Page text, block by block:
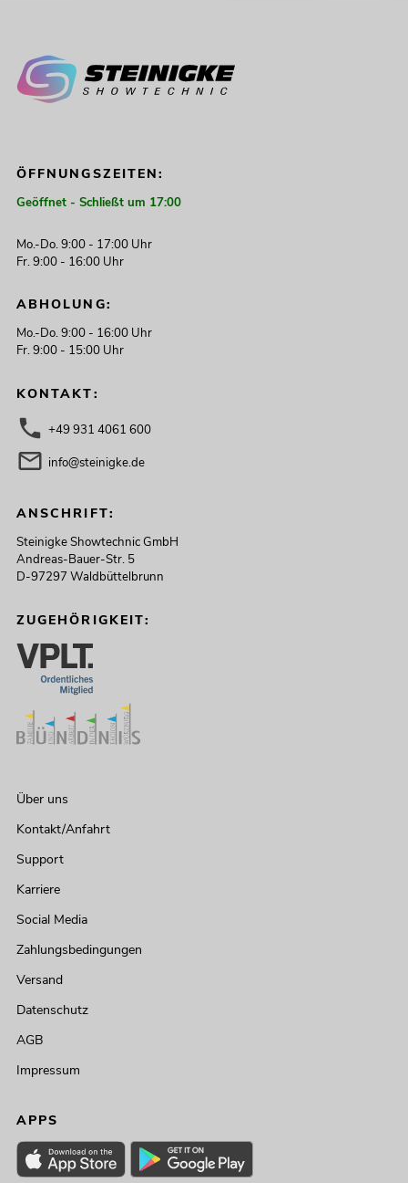
ÖFFNUNGSZEITEN:
Geöffnet - Schließt um 17:00
Mo.-Do. 9:00 - 17:00 Uhr
Fr. 9:00 - 16:00 Uhr
ABHOLUNG:
Mo.-Do. 9:00 - 16:00 Uhr
Fr. 9:00 - 15:00 Uhr
KONTAKT:
+49 931 4061 600
info@steinigke.de
ANSCHRIFT:
Steinigke Showtechnic GmbH
Andreas-Bauer-Str. 5
D-97297 Waldbüttelbrunn
ZUGEHÖRIGKEIT:
Über uns
Kontakt/Anfahrt
Support
Karriere
Social Media
Zahlungsbedingungen
Versand
Datenschutz
AGB
Impressum
APPS